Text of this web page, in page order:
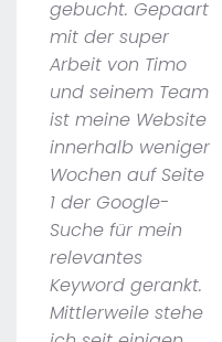
gebucht. Gepaart
mit der super
Arbeit von Timo
und seinem Team
ist meine Website
innerhalb weniger
Wochen auf Seite
1 der Google-
Suche für mein
relevantes
Keyword gerankt.
Mittlerweile stehe